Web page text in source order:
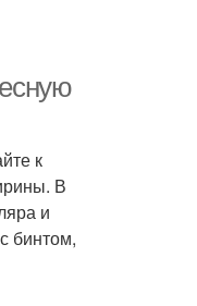
к
В
и
бинтом,